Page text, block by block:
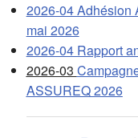
2026-04 Adhésion
mai 2026
2026-04 Rapport
2026-03
ASSUREQ 2026